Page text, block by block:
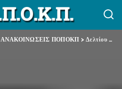
ΑΝΑΚΟΙΝΩΣΕΙΣ ΠΟΠΟΚΠ >Δελτίου Τύπου